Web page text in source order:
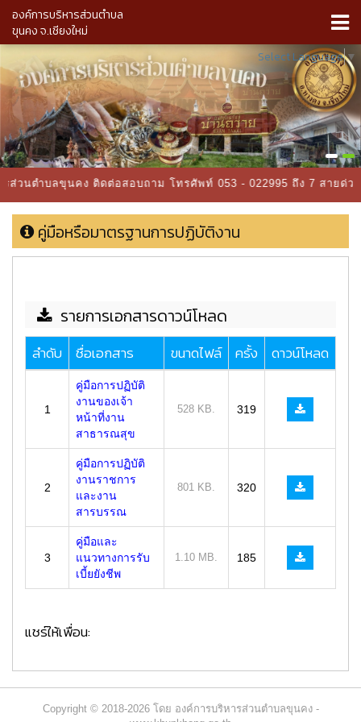
องค์การบริหารส่วนตำบล
ขุนคง จ.เชียงใหม่
Select Language▼
วนตำบลขุนคง ติดต่อสอบถาม โทรศัพท์ 053 - 022995 ถึง 7 สายด่ว
คู่มือหรือมาตรฐานการปฏิบัติงาน
รายการเอกสารดาวน์โหลด
ลำดับ ชื่อเอกสาร ขนาดไฟล์ ครั้ง ดาวน์โหลด
1
คู่มือการปฏิบัติ
งานของเจ้า
หน้าที่งาน
สาธารณสุข
528 KB. 319
2
คู่มือการปฏิบัติ
งานราชการ
และงาน
สารบรรณ
801 KB. 320
3
คู่มือและ
แนวทางการรับ
เบี้ยยังชีพ
1.10 MB. 185
แชร์ให้เพื่อน:
Copyright © 2018-2026 โดย องค์การบริหารส่วนตำบลขุนคง -